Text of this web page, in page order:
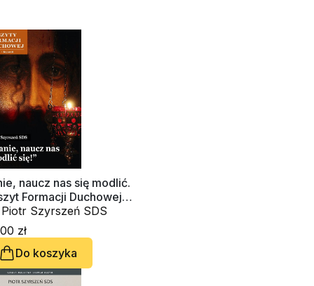
naucz nas się modlić.
Formacji Duchowej
Szyrszeń SDS
zł
Do koszyka